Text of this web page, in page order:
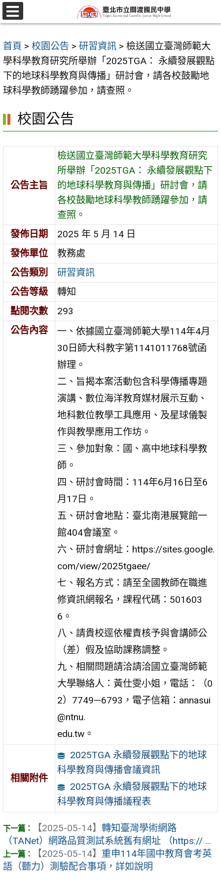
跳
至
要
內
容
區
選
單
首頁 > 校園公告 > 研習資訊 > 檢送國立臺灣師範大
學科學教育研究所舉辦「2025TGA： 永續發展觀點
下的地球科學教育與傳播」研討會，請各校鼓勵地
球科學教師踴躍參加，請查照。
校園公告
公告主旨
檢送國立臺灣師範大學科學教育研究
所舉辦「2025TGA： 永續發展觀點下
的地球科學教育與傳播」研討會，請
各校鼓勵地球科學教師踴躍參加，請
查照。
發佈日期
2025 年 5 月 14 日
發佈單位
教務處
公告類別
研習資訊
公告等級
轉知
點閱次數
293
公告內容
一、依據國立臺灣師範大學114年4月
30日師大科教字第1141011768號函
辦理。
二、旨揭本案活動包含科學傳播專題
演講、數位海洋教育媒材展示互動、
地科數位教學工具應用、及星球儀製
作與教學應用工作坊。
三、參加對象：國、高中地球科學教
師。
四、研討會時間：114年6月16日至6
月17日。
五、研討會地點：臺北南港展覽館一
館404會議室。
六、研討會網址：https://sites.google.
com/view/2025tgaee/
七、報名方式：請至全國教師在職進
修資訊網報名，課程代碼：501603
6。
八、請貴校逕依權責核予與會講師公
（差）假及協助課務調整。
九、相關問題請洽請洽國立臺灣師範
大學聯絡人：黃仕雯小姐，電話：（0
2）7749—6793，電子信箱：annasui
@ntnu.
edu.tw。
相關附件
2025TGA 永續發展觀點下的地球
科學教育與傳播會議資訊
2025TGA 永續發展觀點下的地球
科學教育與傳播議程表
【2025-05-14】 轉知臺灣學術網路
（TANet）網路品質測試系統舊有網址 （https:// ...
【2025-05-14】 重申114年國中教育會考英
語（聽力）測驗配合事項，詳如說明